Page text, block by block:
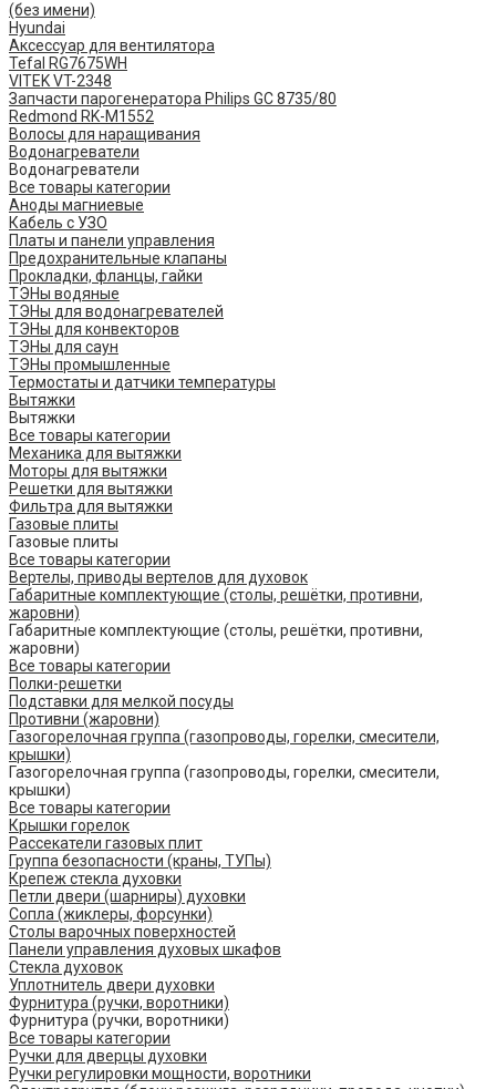
(без имени)
Hyundai
Аксессуар для вентилятора
Tefal RG7675WH
VITEK VT-2348
Запчасти парогенератора Philips GC 8735/80
Redmond RK-M1552
Волосы для наращивания
Водонагреватели
Водонагреватели
Все товары категории
Аноды магниевые
Кабель с УЗО
Платы и панели управления
Предохранительные клапаны
Прокладки, фланцы, гайки
ТЭНы водяные
ТЭНы для водонагревателей
ТЭНы для конвекторов
ТЭНы для саун
ТЭНы промышленные
Термостаты и датчики температуры
Вытяжки
Вытяжки
Все товары категории
Механика для вытяжки
Моторы для вытяжки
Решетки для вытяжки
Фильтра для вытяжки
Газовые плиты
Газовые плиты
Все товары категории
Вертелы, приводы вертелов для духовок
Габаритные комплектующие (столы, решётки, противни,
жаровни)
Габаритные комплектующие (столы, решётки, противни,
жаровни)
Все товары категории
Полки-решетки
Подставки для мелкой посуды
Противни (жаровни)
Газогорелочная группа (газопроводы, горелки, смесители,
крышки)
Газогорелочная группа (газопроводы, горелки, смесители,
крышки)
Все товары категории
Крышки горелок
Рассекатели газовых плит
Группа безопасности (краны, ТУПы)
Крепеж стекла духовки
Петли двери (шарниры) духовки
Сопла (жиклеры, форсунки)
Столы варочных поверхностей
Панели управления духовых шкафов
Стекла духовок
Уплотнитель двери духовки
Фурнитура (ручки, воротники)
Фурнитура (ручки, воротники)
Все товары категории
Ручки для дверцы духовки
Ручки регулировки мощности, воротники